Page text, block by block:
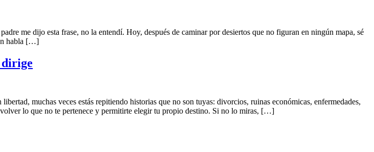
me dijo esta frase, no la entendí. Hoy, después de caminar por desiertos que no figuran en ningún mapa, sé
habla […]
dirige
muchas veces estás repitiendo historias que no son tuyas: divorcios, ruinas económicas, enfermedades,
lo que no te pertenece y permitirte elegir tu propio destino. Si no lo miras, […]